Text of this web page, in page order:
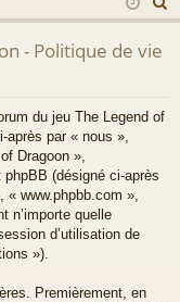
xi
on
eg
ist
r
e
- Politique de vie
du jeu The Legend of
par « nous »,
Dragoon »,
(désigné ci-après
www.phpbb.com »,
n’importe quelle
d’utilisation de
»).
Premièrement, en